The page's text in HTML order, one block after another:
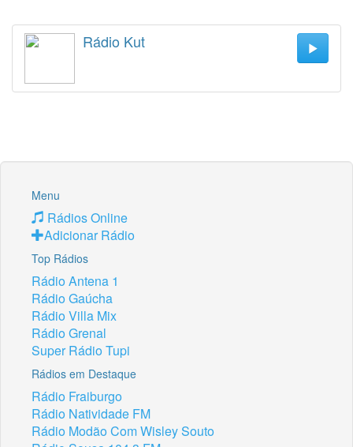
Rádio Kut
Menu
Rádios Online
Adicionar Rádio
Top Rádios
Rádio Antena 1
Rádio Gaúcha
Rádio Villa Mix
Rádio Grenal
Super Rádio Tupi
Rádios em Destaque
Rádio Fraiburgo
Rádio Natividade FM
Rádio Modão Com Wisley Souto